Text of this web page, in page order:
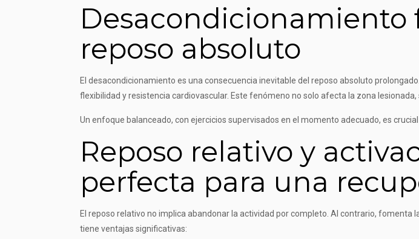
Desacondicionamiento
reposo absoluto
El desacondicionamiento es una consecuencia inevitable del reposo absoluto
flexibilidad y resistencia cardiovascular. Este fenómeno no solo afecta la zona
Un enfoque balanceado, con ejercicios supervisados en el momento adecuado, es
Reposo relativo y
perfecta para una
El reposo relativo no implica abandonar la actividad por completo. Al contrario,
tiene ventajas significativas: